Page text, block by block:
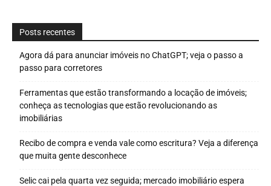
Posts recentes
Agora dá para anunciar imóveis no ChatGPT; veja o passo a
passo para corretores
Ferramentas que estão transformando a locação de imóveis;
conheça as tecnologias que estão revolucionando as
imobiliárias
Recibo de compra e venda vale como escritura? Veja a diferença
que muita gente desconhece
Selic cai pela quarta vez seguida; mercado imobiliário espera